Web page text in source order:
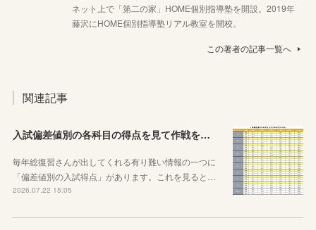
ネット上で「第二の家」HOME個別指導塾を開設。2019年
藤沢にHOME個別指導塾リアル教室を開校。
この著者の記事一覧へ
関連記事
入試偏差値別の各科目の得点を見て作戦を練ろう！
毎年総復習さんが出してくれる有り難い情報の一つに
「偏差値別の入試得点」があります。これを見ると…
2026.07.22 15:05